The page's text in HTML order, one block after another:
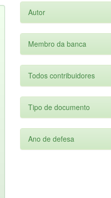
Autor
Membro da banca
Todos contribuidores
Tipo de documento
Ano de defesa